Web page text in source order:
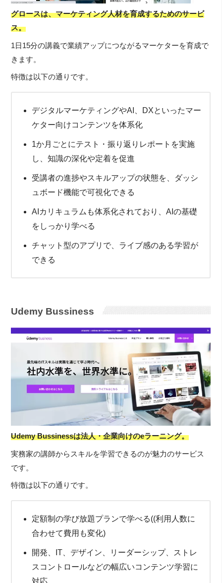
グロースは、マーケティング人材を育成するためのサービ
ス。
1日15分の講義で業績アップにつながるマーケターを育成で
きます。
特徴は以下の通りです。
デジタルマーケティングやAI、DXといったマー
ケター向けコンテンツを体系化
1か月ごとにテスト・振り返りレポートを実施
し、知識の深化や定着を促進
受講者の進捗やスキルアップの状態を、ダッシ
ュボード機能で可視化できる
AIカリキュラムも体系化されており、AIの基礎
をしっかり学べる
チャット型のアプリで、ライブ感のある学習が
できる
Udemy Bussiness
Udemy Bussinessは法人・企業向けのeラーニング。
実務家の講師からスキルを学習できるのが魅力のサービス
です。
特徴は以下の通りです。
定額制の学び放題プランで学べる((利用人数に
合わせて費用も変化)
開発、IT、デザイン、リーダーシップ、ストレ
スコントロールなどの幅広いコンテンツ学習に
対応